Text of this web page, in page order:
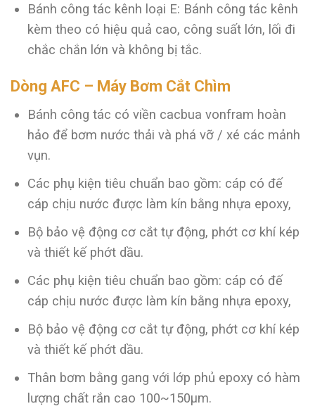
Bánh công tác kênh loại E: Bánh công tác kênh
kèm theo có hiệu quả cao, công suất lớn, lối đi
chắc chắn lớn và không bị tắc.
Dòng AFC – Máy Bơm Cắt Chìm
Bánh công tác có viền cacbua vonfram hoàn
hảo để bơm nước thải và phá vỡ / xé các mảnh
vụn.
Các phụ kiện tiêu chuẩn bao gồm: cáp có đế
cáp chịu nước được làm kín bằng nhựa epoxy,
Bộ bảo vệ động cơ cắt tự động, phớt cơ khí kép
và thiết kế phớt dầu.
Các phụ kiện tiêu chuẩn bao gồm: cáp có đế
cáp chịu nước được làm kín bằng nhựa epoxy,
Bộ bảo vệ động cơ cắt tự động, phớt cơ khí kép
và thiết kế phớt dầu.
Thân bơm bằng gang với lớp phủ epoxy có hàm
lượng chất rắn cao 100~150μm.